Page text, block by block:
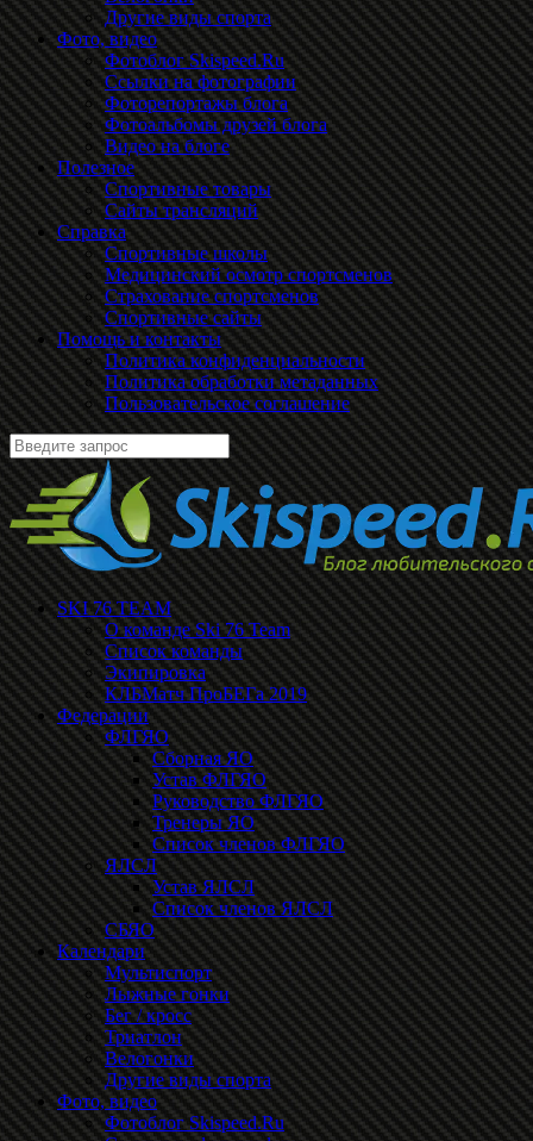
Другие виды спорта
Фото, видео
Фотоблог Skispeed.Ru
Ссылки на фотографии
Фоторепортажы блога
Фотоальбомы друзей блога
Видео на блоге
Полезное
Спортивные товары
Сайты трансляций
Справка
Спортивные школы
Медицинский осмотр спортсменов
Страхование спортсменов
Спортивные сайты
Помощь и контакты
Политика конфиденциальности
Политика обработки метаданных
Пользовательское соглашение
SKI 76 TEAM
О команде Ski 76 Team
Список команды
Экипировка
КЛБМатч ПроБЕГа 2019
Федерации
ФЛГЯО
Сборная ЯО
Устав ФЛГЯО
Руководство ФЛГЯО
Тренеры ЯО
Список членов ФЛГЯО
ЯЛСЛ
Устав ЯЛСЛ
Список членов ЯЛСЛ
СБЯО
Календари
Мультиспорт
Лыжные гонки
Бег / кросс
Триатлон
Велогонки
Другие виды спорта
Фото, видео
Фотоблог Skispeed.Ru